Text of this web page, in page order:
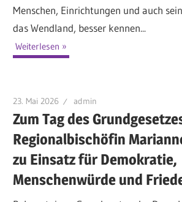
Menschen, Einrichtungen und auch
das Wendland, besser kennen...
Weiterlesen
23. Mai 2026 admin
Zum Tag des
Regionalbischöfin
zu Einsatz für Demokratie,
Menschenwürde und